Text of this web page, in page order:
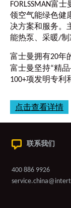
FORLSSMAN富
领空气能绿色健
决方案和服务。
能热泵、采暖/制
富士曼拥有20年
富士曼坚持“精
100+项发明专利
点击查看详情
联系我们
400 886 9926